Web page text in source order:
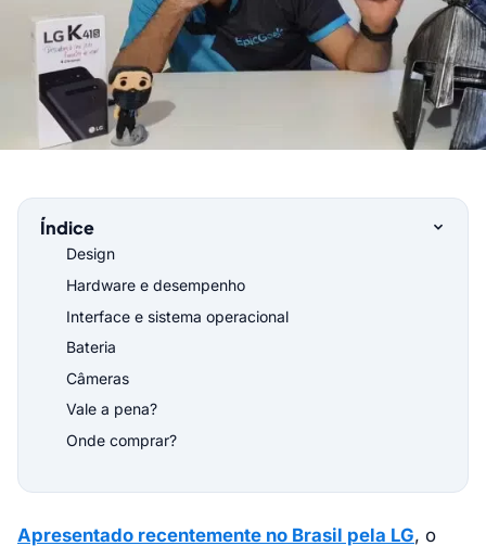
Índice
Design
Hardware e desempenho
Interface e sistema operacional
Bateria
Câmeras
Vale a pena?
Onde comprar?
Apresentado recentemente no Brasil pela LG, o